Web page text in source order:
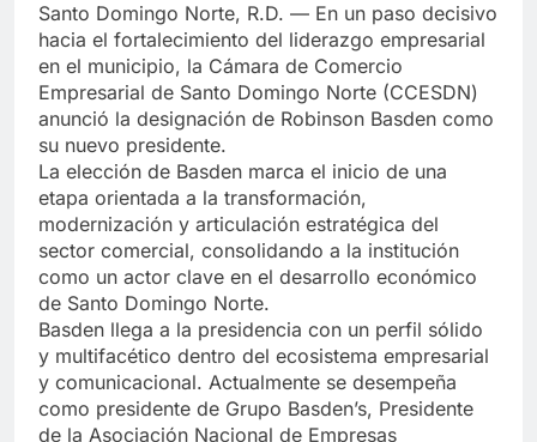
Santo Domingo Norte, R.D. — En un paso decisivo
hacia el fortalecimiento del liderazgo empresarial
en el municipio, la Cámara de Comercio
Empresarial de Santo Domingo Norte (CCESDN)
anunció la designación de Robinson Basden como
su nuevo presidente.
La elección de Basden marca el inicio de una
etapa orientada a la transformación,
modernización y articulación estratégica del
sector comercial, consolidando a la institución
como un actor clave en el desarrollo económico
de Santo Domingo Norte.
Basden llega a la presidencia con un perfil sólido
y multifacético dentro del ecosistema empresarial
y comunicacional. Actualmente se desempeña
como presidente de Grupo Basden’s, Presidente
de la Asociación Nacional de Empresas